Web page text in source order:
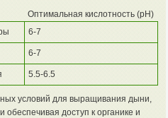
Оптимальная кислотность (pH)
6-7
6-7
5.5-6.5
условий для выращивания дыни,
обеспечивая доступ к органике и